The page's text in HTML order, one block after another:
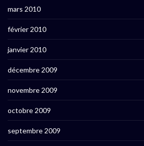
mars 2010
février 2010
janvier 2010
décembre 2009
novembre 2009
octobre 2009
septembre 2009